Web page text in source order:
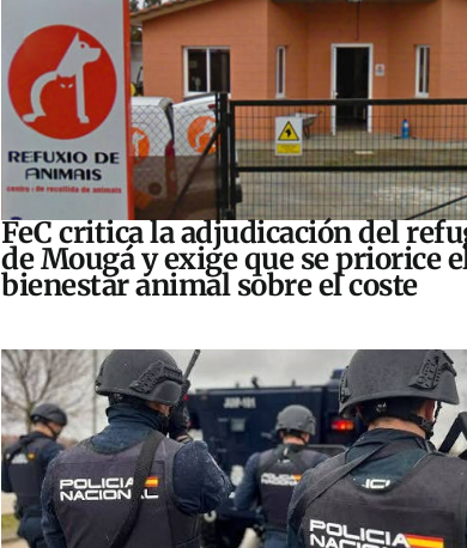
FeC critica la adjudicación del
de Mougá y exige que se priorice
bienestar animal sobre el coste